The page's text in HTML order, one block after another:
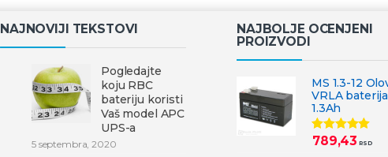
NAJNOVIJI TEKSTOVI
Pogledajte
koju RBC
bateriju koristi
Vaš model APC
UPS-a
5 septembra, 2020
NAJBOLJE OCENJENI
PROIZVODI
MS 1.3-12
VRLA
1.3Ah
Ocenjeno
od 5
789,43 RSD